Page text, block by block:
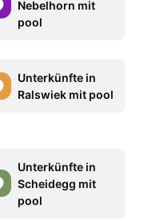
Nebelhorn mit
pool
Unterkünfte in
Ralswiek mit pool
Unterkünfte in
Scheidegg mit
pool